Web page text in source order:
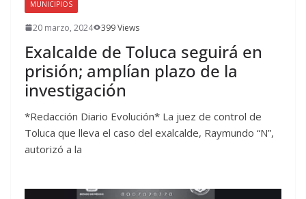
MUNICIPIOS
20 marzo, 2024 399 Views
Exalcalde de Toluca seguirá en
prisión; amplían plazo de la
investigación
*Redacción Diario Evolución* La juez de control de
Toluca que lleva el caso del exalcalde, Raymundo “N”,
autorizó a la